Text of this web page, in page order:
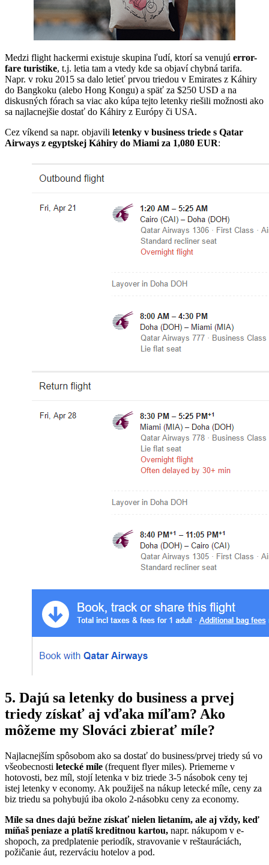
Medzi flight hackermi existuje skupina ľudí, ktorí sa venujú error-
fare turistike, t.j. letia tam a vtedy kde sa objaví chybná tarifa.
Napr. v roku 2015 sa dalo letieť prvou triedou v Emirates z Káhiry
do Bangkoku (alebo Hong Kongu) a späť za $250 USD a na
diskusných fórach sa viac ako kúpa tejto letenky riešili možnosti ako
sa najlacnejšie dostať do Káhiry z Európy či USA.
Cez víkend sa napr. objavili letenky v business triede s Qatar
Airways z egyptskej Káhiry do Miami za 1,080 EUR:
5. Dajú sa letenky do business a prvej
triedy získať aj vďaka míľam? Ako
môžeme my Slováci zbierať míle?
Najlacnejším spôsobom ako sa dostať do business/prvej triedy sú vo
všeobecnosti letecké míle (frequent flyer miles). Priemerne v
hotovosti, bez míl, stojí letenka v biz triede 3-5 násobok ceny tej
istej letenky v economy. Ak použiješ na nákup letecké míle, ceny za
biz triedu sa pohybujú iba okolo 2-násobku ceny za economy.
Míle sa dnes dajú bežne získať nielen lietaním, ale aj vždy, keď
míňaš peniaze a platíš kreditnou kartou, napr. nákupom v e-
shopoch, za predplatenie periodík, stravovanie v reštauráciách,
požičanie áut, rezerváciu hotelov a pod.